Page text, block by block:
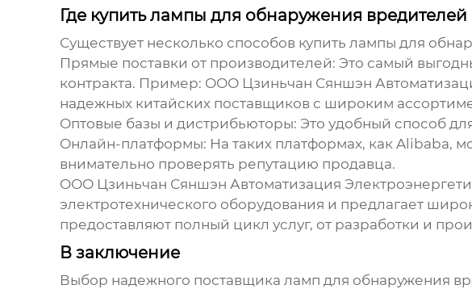
Где купить лампы для обнаружения вредителей
Существует несколько способов купить лампы для
Прямые поставки от производителей: Это самый
контракта. Пример: ООО Цзиньчан Сяншэн
надежных китайских поставщиков с широким
Оптовые базы и дистрибьюторы: Это удобный способ
Онлайн-платформы: На таких платформах, как Alibaba,
внимательно проверять репутацию продавца.
ООО Цзиньчан Сяншэн Автоматизация
электротехнического оборудования и предлагает
предоставляют полный цикл услуг, от разработки и
В заключение
Выбор надежного поставщика ламп для обнаружения